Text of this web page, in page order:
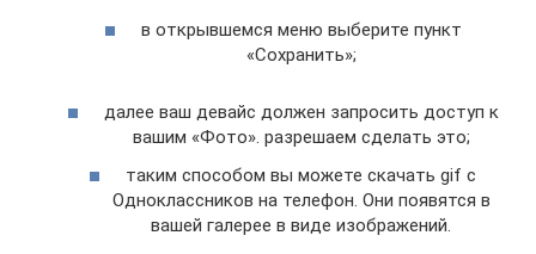
в открывшемся меню выберите пункт
«Сохранить»;
далее ваш девайс должен запросить доступ к
вашим «Фото». разрешаем сделать это;
таким способом вы можете скачать gif с
Одноклассников на телефон. Они появятся в
вашей галерее в виде изображений.